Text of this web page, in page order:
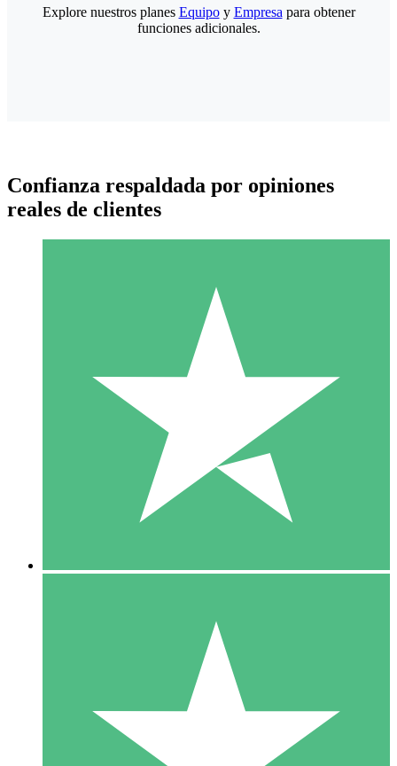
Paquetes de Créditos Individuales
Paga según el uso con créditos de descarga. Sin compromiso
10 00
10 Descargas
20 00
Explore nuestros planes Equipoy Empresa para obtener
funciones adicionales.
Confianza respaldada por opiniones
reales de clientes